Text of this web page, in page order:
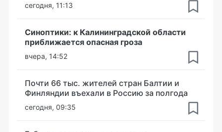
сегодня, 11:13
Синоптики: к Калининградской области
приближается опасная гроза
вчера, 14:52
Почти 66 тыс. жителей стран Балтии и
Финляндии въехали в Россию за полгода
сегодня, 09:35